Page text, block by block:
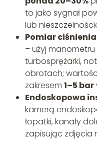
to jako sygnał
lub
Pomiar
– użyj
turbosprężarki,
obrotach;
zakresem 1–5 bar
Endoskopowa
kamerą
łopatki, kanały
zapisując zdjęcia